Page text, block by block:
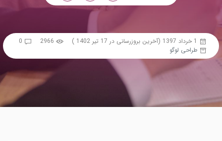
1 خرداد 1397 (آخرین بروزرسانی در 17 تیر 1402 ) 2966
0
طراحی لوگو